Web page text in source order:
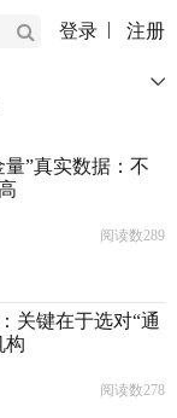
登录 注册
”真实数据：不
阅读数289
关键在于选对“通
构
阅读数278